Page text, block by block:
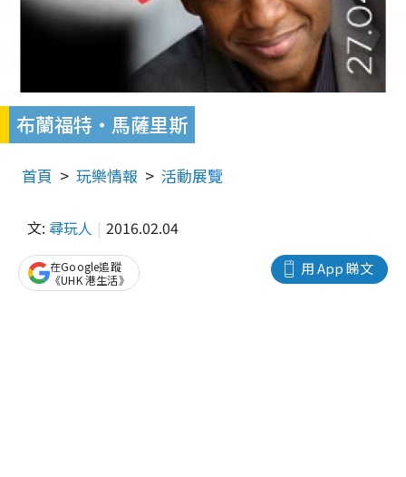
布蘭福特‧馬薩里斯
首頁 玩樂情報 活動展覽
文: 尋玩人 2016.02.04
用 App 睇文
在Google追蹤
《UHK 港生活》